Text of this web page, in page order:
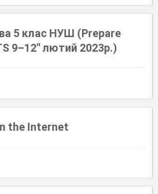
5 клас НУШ (Prepare
9–12" лютий 2023р.)
the Internet